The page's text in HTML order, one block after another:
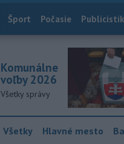
Index
Šport Počasie
Komunálne
voľby 2026
Všetky správy
Všetky Hlavné mesto